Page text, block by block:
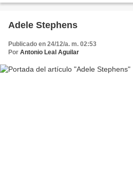
Adele Stephens
Publicado en 24/12/a. m. 02:53
Por Antonio Leal Aguilar